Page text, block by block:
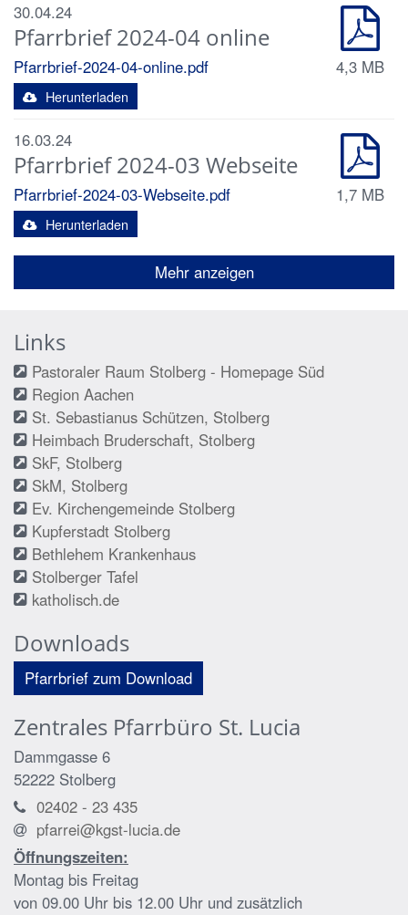
30.04.24
Pfarrbrief 2024-04 online
Pfarrbrief-2024-04-online.pdf
Herunterladen
4,3 MB
16.03.24
Pfarrbrief 2024-03 Webseite
Pfarrbrief-2024-03-Webseite.pdf
Herunterladen
1,7 MB
Mehr anzeigen
Links
Pastoraler Raum Stolberg - Homepage Süd
Region Aachen
St. Sebastianus Schützen, Stolberg
Heimbach Bruderschaft, Stolberg
SkF, Stolberg
SkM, Stolberg
Ev. Kirchengemeinde Stolberg
Kupferstadt Stolberg
Bethlehem Krankenhaus
Stolberger Tafel
katholisch.de
Downloads
Pfarrbrief zum Download
Zentrales Pfarrbüro St. Lucia
Dammgasse 6
52222 Stolberg
02402 - 23 435
pfarrei@kgst-lucia.de
Öffnungszeiten:
Montag bis Freitag
von 09.00 Uhr bis 12.00 Uhr und zusätzlich